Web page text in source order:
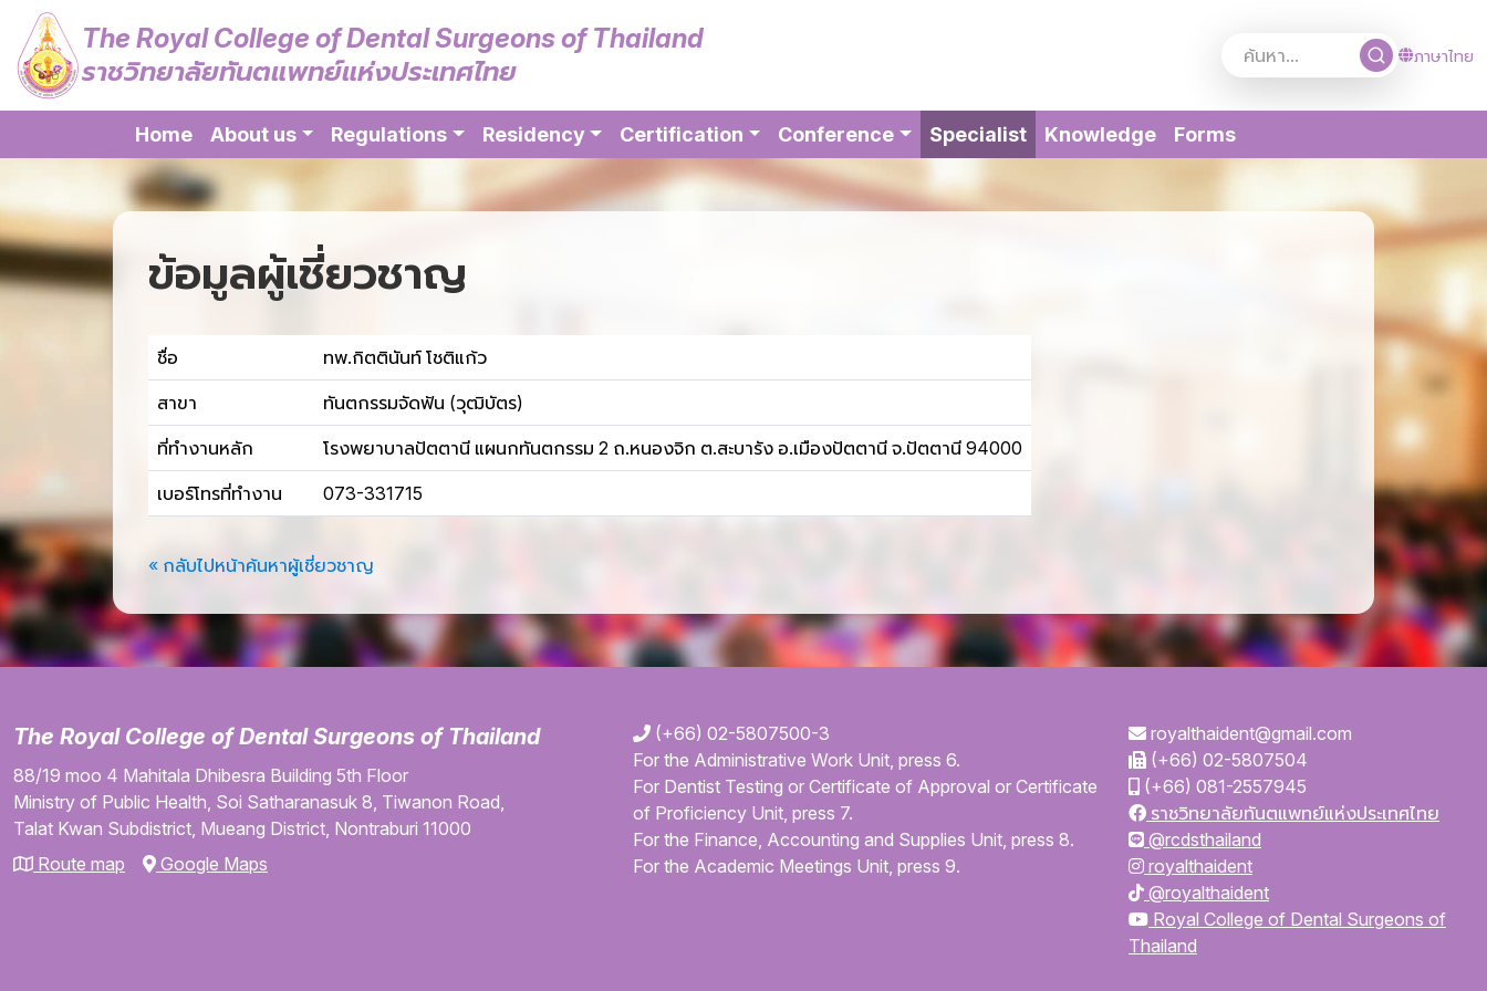
The Royal College of Dental Surgeons of Thailand
ราชวิทยาลัยทันตแพทย์แห่งประเทศไทย
ภาษาไทย
Home About us Regulations Residency Certification Conference Specialist(current)
Knowledge Forms
ข้อมูลผู้เชี่ยวชาญ
ชื่อ ทพ.กิตตินันท์ โชติแก้ว
สาขา ทันตกรรมจัดฟัน (วุฒิบัตร)
ที่ทำงานหลัก โรงพยาบาลปัตตานี แผนกทันตกรรม 2 ถ.หนองจิก ต.สะบารัง อ.เมืองปัตตานี จ.ปัตตานี 94000
เบอร์โทรที่ทำงาน 073-331715
« กลับไปหน้าค้นหาผู้เชี่ยวชาญ
The Royal College of Dental Surgeons of Thailand
88/19 moo 4 Mahitala Dhibesra Building 5th Floor
Ministry of Public Health, Soi Satharanasuk 8, Tiwanon Road,
Talat Kwan Subdistrict, Mueang District, Nontraburi 11000
Route map
Google Maps
(+66) 02-5807500-3
For the Administrative Work Unit, press 6.
For Dentist Testing or Certificate of Approval or Certificate
of Proficiency Unit, press 7.
For the Finance, Accounting and Supplies Unit, press 8.
For the Academic Meetings Unit, press 9.
royalthaident@gmail.com
(+66) 02-5807504
(+66) 081-2557945
ราชวิทยาลัยทันตแพทย์แห่งประเทศไทย
@rcdsthailand
royalthaident
@royalthaident
Royal College of Dental Surgeons of
Thailand